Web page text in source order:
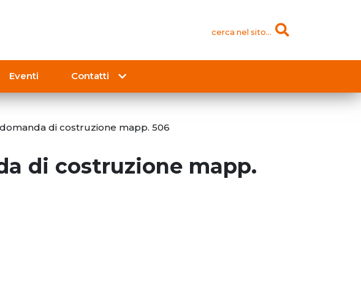
cerca nel sito...
Eventi Contatti
di costruzione mapp. 506
di costruzione mapp.